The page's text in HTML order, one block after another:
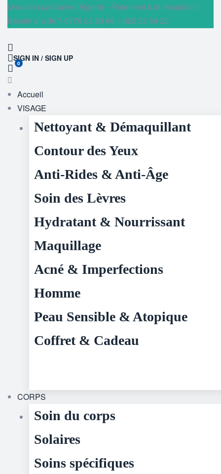
Livraison partout en Algérie – Paiement à la réception |
Besoin d’aide ? 0778 23 60 66 – 025 32 04 22
SIGN IN / SIGN UP
0
Accueil
VISAGE
Nettoyant & Démaquillant
Contour des Yeux
Anti-Rides & Anti-Âge
Soin des Lèvres
Hydratant & Nourrissant
Maquillage
Acné & Imperfections
Homme
Peau Sensible & Atopique
Coffret & Cadeau
CORPS
Soin du corps
Solaires
Soins spécifiques